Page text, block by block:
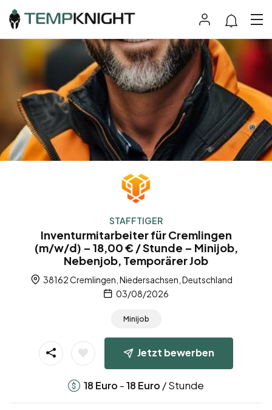
STAFFTIGER
Inventurmitarbeiter für Cremlingen
(m/w/d) – 18,00 € / Stunde – Minijob,
Nebenjob, Temporärer Job
38162 Cremlingen, Niedersachsen, Deutschland
03/08/2026
Minijob
Jetzt bewerben
18 Euro -18 Euro / Stunde